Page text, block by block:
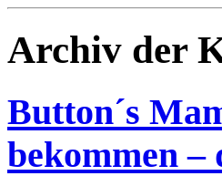
Archiv der
Button´s
bekommen